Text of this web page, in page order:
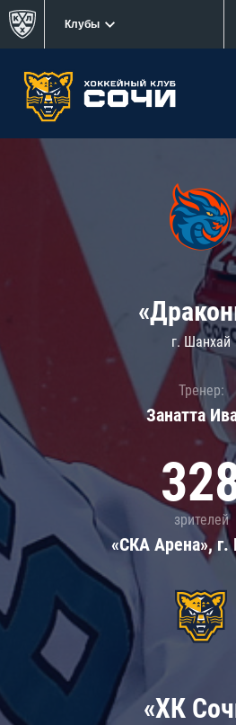
Клубы
г. Шанхай
Тренер:
Занатта
зрителей
«СКА Арена», г.
«ХК